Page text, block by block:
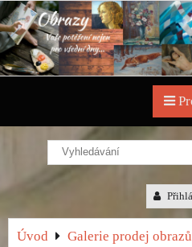
Úvod Galerie prodej obrazů